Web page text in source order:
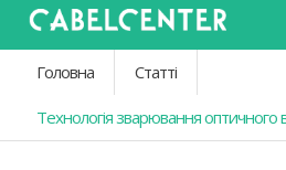
Головна
Статті
Технологія зварювання оптичного